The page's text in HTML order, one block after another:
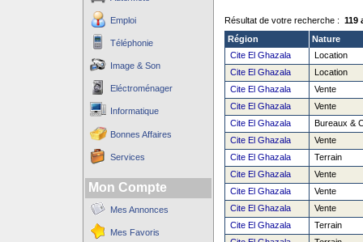
Emploi
Téléphonie
Image & Son
Eléctroménager
Informatique
Bonnes Affaires
Services
Mon Compte
Mes Annonces
Mes Favoris
Résultat de votre recherche : 119
Région
Nature
Cite El Ghazala
Location
Cite El Ghazala
Location
Cite El Ghazala
Vente
Cite El Ghazala
Vente
Cite El Ghazala
Bureaux &
Cite El Ghazala
Vente
Cite El Ghazala
Terrain
Cite El Ghazala
Vente
Cite El Ghazala
Vente
Cite El Ghazala
Vente
Cite El Ghazala
Terrain